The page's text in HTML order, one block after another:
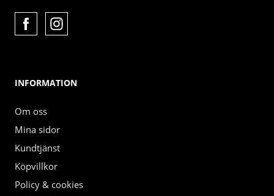
INFORMATION
Om oss
Mina sidor
Kundtjänst
Köpvillkor
Policy & cookies